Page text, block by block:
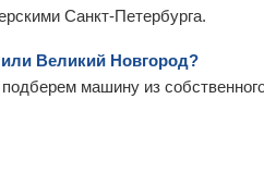
Санкт-Петербурга.
или Великий Новгород?
машину из